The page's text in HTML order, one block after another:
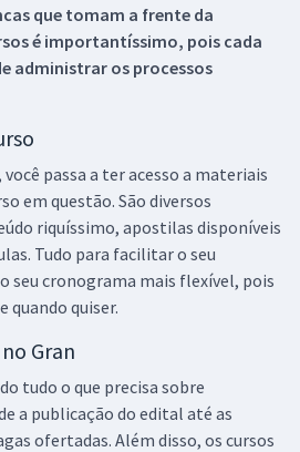
que tomam a frente da
é importantíssimo, pois cada
administrar os processos
passa a ter acesso a materiais
em questão. São diversos
riquíssimo, apostilas disponíveis
Tudo para facilitar o seu
seu cronograma mais flexível, pois
quando quiser.
Gran
tudo o que precisa sobre
a publicação do edital até as
ofertadas. Além disso, os cursos